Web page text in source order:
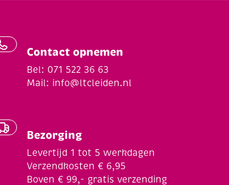
Contact opnemen
Bel: 071 522 36 63
Mail: info@ltcleiden.nl
Bezorging
Levertijd 1 tot 5 werkdagen
Verzendkosten € 6,95
Boven € 99,- gratis verzending